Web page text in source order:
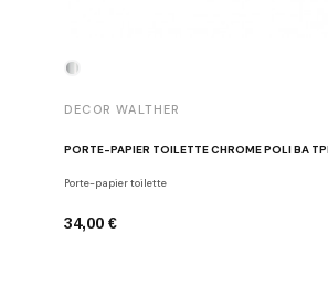
DECOR WALTHER
PORTE-PAPIER TOILETTE CHROME POLI BA
Porte-papier toilette
34,00 €